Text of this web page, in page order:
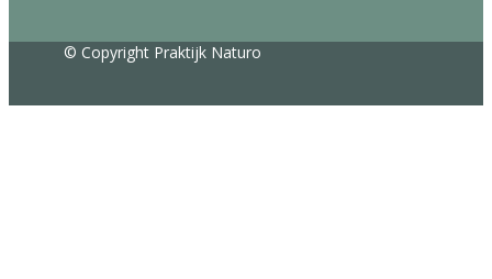
© Copyright Praktijk Naturo